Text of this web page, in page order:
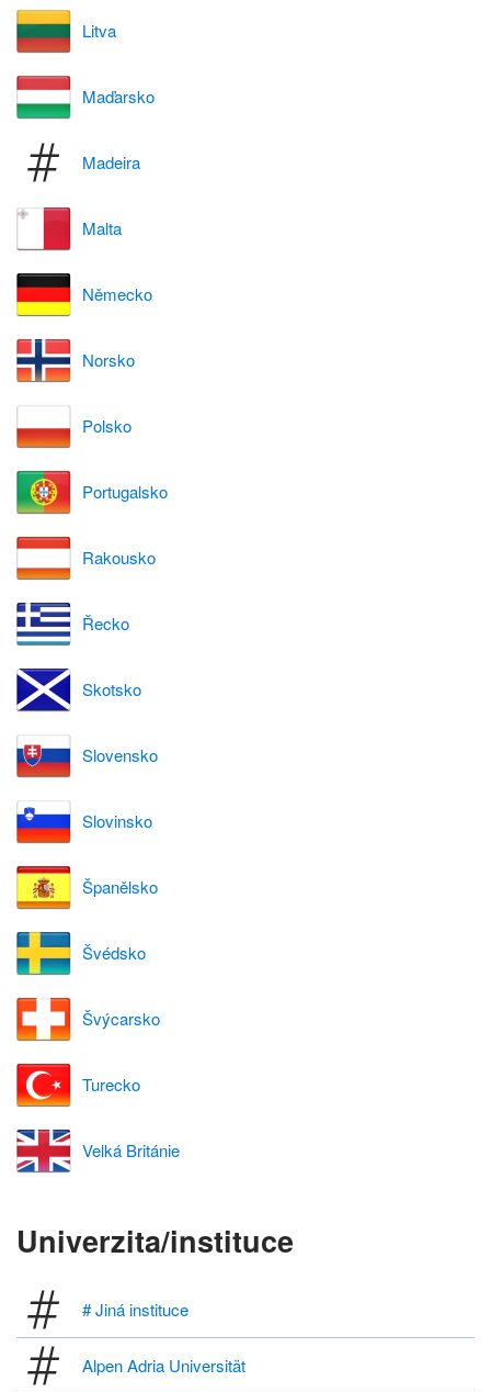
Litva
Maďarsko
Madeira
Malta
Německo
Norsko
Polsko
Portugalsko
Rakousko
Řecko
Skotsko
Slovensko
Slovinsko
Španělsko
Švédsko
Švýcarsko
Turecko
Velká Británie
Univerzita/instituce
# Jiná instituce
Alpen Adria Universität